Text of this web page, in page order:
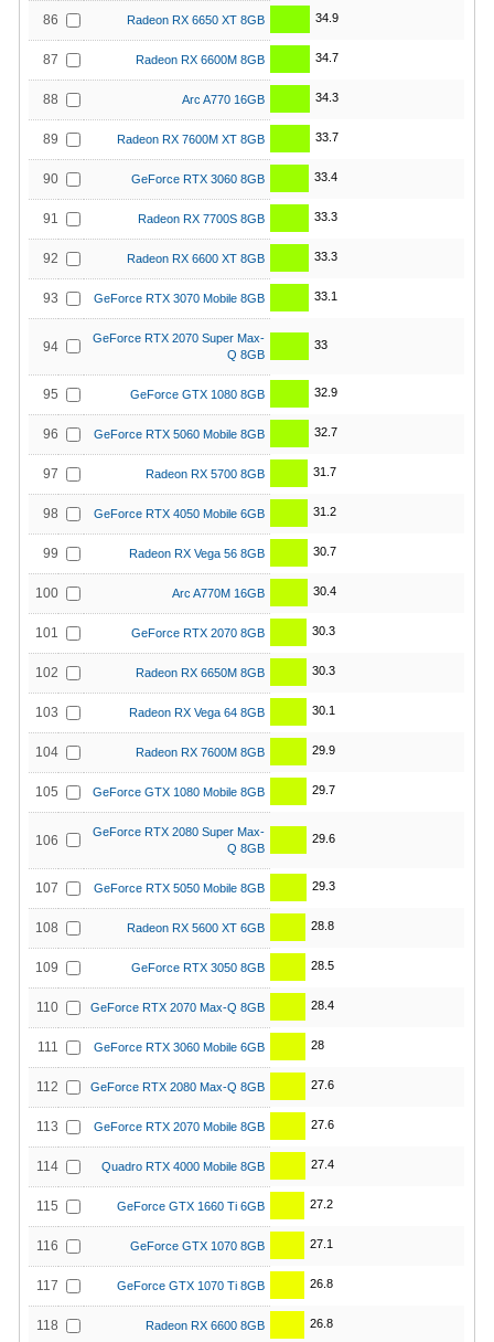
86 Radeon RX 6650 XT 8GB 34.9
87 Radeon RX 6600M 8GB 34.7
88 Arc A770 16GB 34.3
89 Radeon RX 7600M XT 8GB 33.7
90 GeForce RTX 3060 8GB 33.4
91 Radeon RX 7700S 8GB 33.3
92 Radeon RX 6600 XT 8GB 33.3
93 GeForce RTX 3070 Mobile 8GB 33.1
94
GeForce RTX 2070 Super Max-
Q 8GB
33
95 GeForce GTX 1080 8GB 32.9
96 GeForce RTX 5060 Mobile 8GB 32.7
97 Radeon RX 5700 8GB 31.7
98 GeForce RTX 4050 Mobile 6GB 31.2
99 Radeon RX Vega 56 8GB 30.7
100 Arc A770M 16GB 30.4
101 GeForce RTX 2070 8GB 30.3
102 Radeon RX 6650M 8GB 30.3
103 Radeon RX Vega 64 8GB 30.1
104 Radeon RX 7600M 8GB 29.9
105 GeForce GTX 1080 Mobile 8GB 29.7
106
GeForce RTX 2080 Super Max-
Q 8GB
29.6
107 GeForce RTX 5050 Mobile 8GB 29.3
108 Radeon RX 5600 XT 6GB 28.8
109 GeForce RTX 3050 8GB 28.5
110 GeForce RTX 2070 Max-Q 8GB 28.4
111 GeForce RTX 3060 Mobile 6GB 28
112 GeForce RTX 2080 Max-Q 8GB 27.6
113 GeForce RTX 2070 Mobile 8GB 27.6
114 Quadro RTX 4000 Mobile 8GB 27.4
115 GeForce GTX 1660 Ti 6GB 27.2
116 GeForce GTX 1070 8GB 27.1
117 GeForce GTX 1070 Ti 8GB 26.8
118 Radeon RX 6600 8GB 26.8